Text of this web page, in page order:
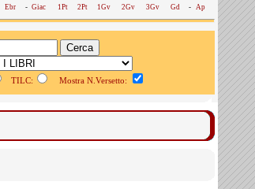
Ebr - Giac 1Pt 2Pt 1Gv 2Gv 3Gv Gd - Ap
TILC: Mostra N.Versetto: